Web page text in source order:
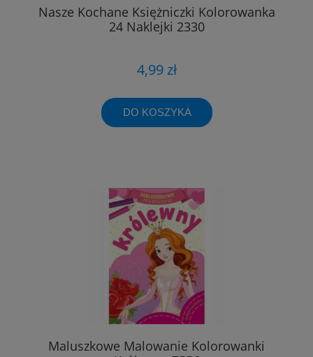
Nasze Kochane Księżniczki Kolorowanka
24 Naklejki 2330
4,99 zł
DO KOSZYKA
Maluszkowe Malowanie Kolorowanki